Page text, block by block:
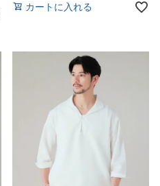
カートに入れる